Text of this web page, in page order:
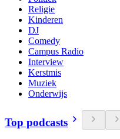
Religie
Kinderen
DJ
Comedy
Campus Radio
Interview
Kerstmis
Muziek
Onderwijs
Top podcasts